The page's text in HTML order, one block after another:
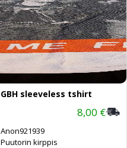
GBH sleeveless tshirt
8,00 €
Anon921939
Puutorin kirppis